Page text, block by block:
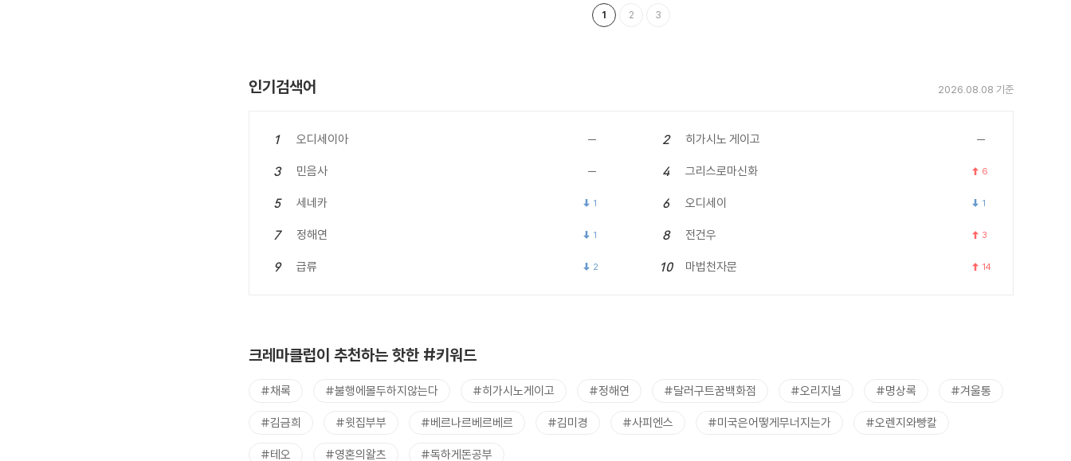
1 2 3
인기검색어 2026.08.08 기준
1 오디세이아 2 히가시노 게이고
3 민음사 4 그리스로마신화 6
5 세네카 1 6 오디세이 1
7 정해연 1 8 전건우 3
9 급류 2 10 마법천자문 14
크레마클럽이 추천하는 핫한 #키워드
#채록 #불행에몰두하지않는다 #히가시노게이고 #정해연 #달러구트꿈백화점 #오리지널 #명상록 #겨울통
#김금희 #윗집부부 #베르나르베르베르 #김미경 #사피엔스 #미국은어떻게무너지는가 #오렌지와빵칼
#테오 #영혼의왈츠 #독하게돈공부